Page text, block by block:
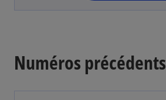
o
Numéros précédents
o
r
e